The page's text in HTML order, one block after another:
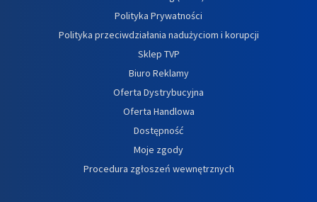
Polityka Prywatności
Polityka przeciwdziałania nadużyciom i korupcji
Sklep TVP
Biuro Reklamy
Oferta Dystrybucyjna
Oferta Handlowa
Dostępność
Moje zgody
Procedura zgłoszeń wewnętrznych